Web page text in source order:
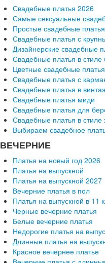
Свадебные платья 2026
Самые сексуальные
Простые свадебные платья
Свадебные платья с
Дизайнерские свадебные
Свадебные платья в стиле
Цветные свадебные платья
Свадебные платья с
Свадебные платья в
Свадебные платья миди
Свадебные платья для
Свадебные платья в стиле
Выбираем свадебное
ВЕЧЕРНИЕ
Платья на новый год 2026
Платья на выпускной
Платья на выпускной 2027
Вечерние платья в пол
Платья на выпускной в 11
Черные вечерние платья
Белые вечерние платья
Недорогие платья на
Длинные платья на
Красное вечернее платье